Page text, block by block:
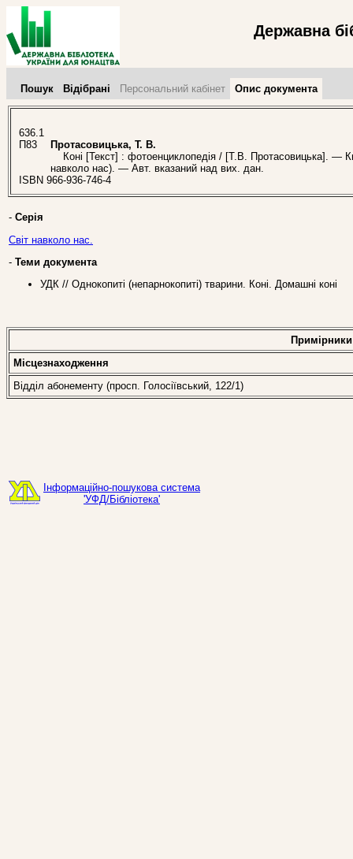
Державна
Пошук Відібрані Персональний кабінет Опис документа
636.1
П83
Протасовицька, Т. В.
Коні [Текст] : фотоенциклопедія / [Т.В. Протасовицька]. —
навколо нас). — Авт. вказаний над вих. дан.
ISBN 966-936-746-4
- Серія
Світ навколо нас.
- Теми документа
УДК // Однокопиті (непарнокопиті) тварини. Коні. Домашні коні
Примірники
Місцезнаходження
Відділ абонементу (просп. Голосіївський, 122/1)
Інформаційно-пошукова система
'УФД/Бібліотека'